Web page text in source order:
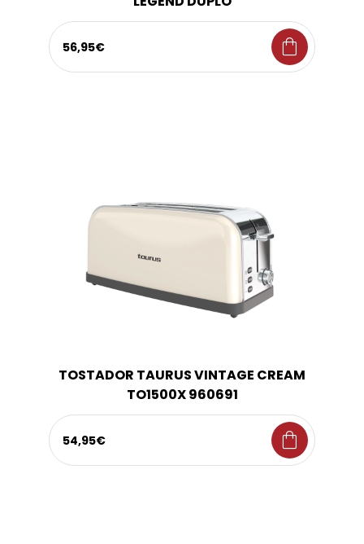
56,95€ shopping_bag
TOSTADOR TAURUS VINTAGE CREAM
TO1500X 960691
54,95€ shopping_bag